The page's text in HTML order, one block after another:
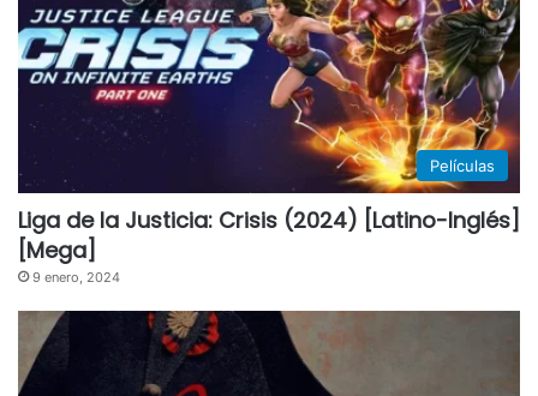
Películas
Liga de la Justicia: Crisis (2024) [Latino-Inglés]
[Mega]
9 enero, 2024